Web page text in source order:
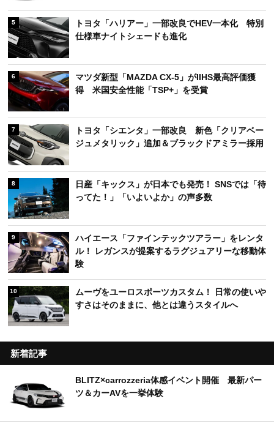
5
トヨタ「ハリアー」一部改良でHEV一本化 特別
仕様車ナイトシェードも進化
6
マツダ新型「MAZDA CX-5」がIIHS最高評価獲
得 米国安全性能「TSP+」を受賞
7
トヨタ「シエンタ」一部改良 新色「クリアベー
ジュメタリック」追加＆ブラックドアミラー採用
8
日産「キックス」が日本でも発売！ SNSでは「待
ってた！」「いよいよか」の声多数
9
ハイエース「ファインテックツアラー」をレンタ
ル！ レガンスが提案するラグジュアリーな移動体
験
10
ムーヴをユーロスポーツカスタム！ 日常の使いや
すさはそのままに、他とは違うスタイルへ
新着記事
BLITZ×carrozzeria体感イベント開催 最新パー
ツ＆カーAVを一挙体験